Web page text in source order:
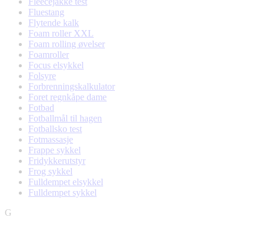
Fluestang
Flytende kalk
Foam roller XXL
Foam rolling øvelser
Foamroller
Focus elsykkel
Folsyre
Forbrenningskalkulator
Foret regnkåpe dame
Fotbad
Fotballmål til hagen
Fotballsko test
Fotmassasje
Frappe sykkel
Fridykkerutstyr
Frog sykkel
Fulldempet elsykkel
Fulldempet sykkel
G